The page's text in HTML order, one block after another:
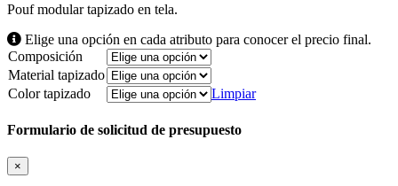
Pouf modular tapizado en tela.
Elige una opción en cada atributo para conocer el precio final.
Composición
Material tapizado
Color tapizado
Limpiar
Formulario de solicitud de presupuesto
×